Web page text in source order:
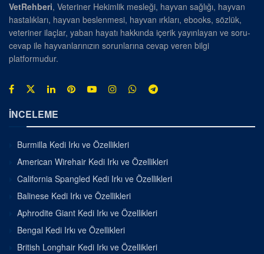
VetRehberi, Veteriner Hekimlik mesleği, hayvan sağlığı, hayvan
hastalıkları, hayvan beslenmesi, hayvan ırkları, ebooks, sözlük,
veteriner ilaçlar, yaban hayatı hakkında içerik yayınlayan ve soru-
cevap ile hayvanlarınızın sorunlarına cevap veren bilgi
platformudur.
İNCELEME
Burmilla Kedi Irkı ve Özellikleri
American Wirehair Kedi Irkı ve Özellikleri
California Spangled Kedi Irkı ve Özellikleri
Balinese Kedi Irkı ve Özellikleri
Aphrodite Giant Kedi Irkı ve Özellikleri
Bengal Kedi Irkı ve Özellikleri
British Longhair Kedi Irkı ve Özellikleri